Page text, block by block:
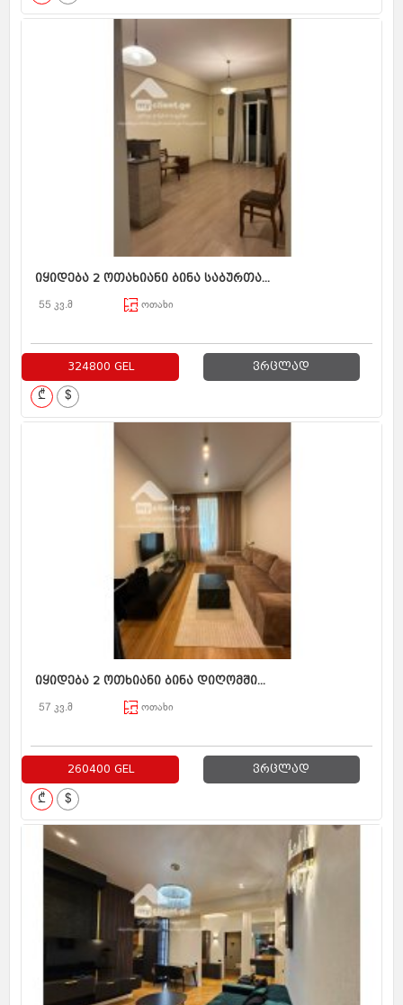
იყიდება 2 ოთახიანი ბინა საბურთა...
55 კვ.მ ოთახი
324800 GEL ვრცლად
₾ $
იყიდება 2 ოთხიანი ბინა დიღომში...
57 კვ.მ ოთახი
260400 GEL ვრცლად
₾ $